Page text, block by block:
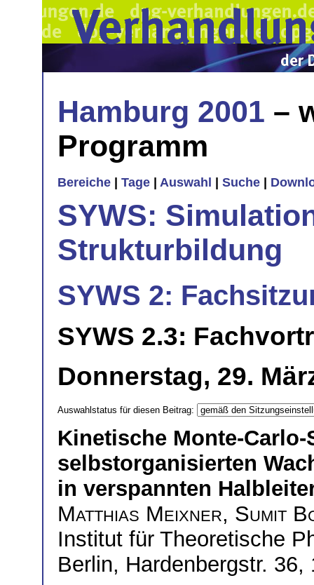
Hamburg 2001 –
Programm
Bereiche Tage Auswahl Suche
SYWS:
Strukturbildung
SYWS 2:
SYWS 2.3:
Donnerstag, 29.
Auswahlstatus für diesen Beitrag:
Kinetische Monte-
selbstorganisierten
in verspannten
Matthias Meixner, Sumit
Institut für Theoretische
Berlin, Hardenbergstr. 36,